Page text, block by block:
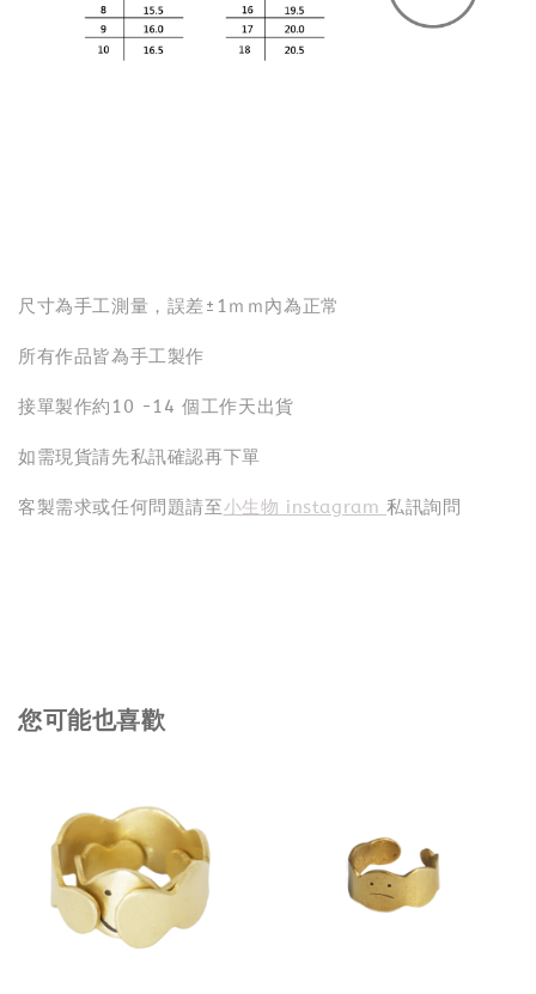
尺寸為手工測量，誤差±1ｍｍ內為正常
所有作品皆為手工製作
接單製作約10 -14 個工作天出貨
如需現貨請先私訊確認再下單
客製需求或任何問題請至小生物 instagram私訊詢問
您可能也喜歡